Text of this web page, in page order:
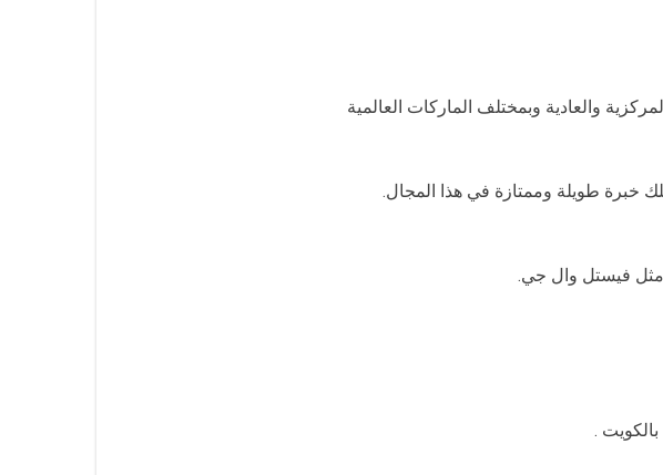
والعادية وبمختلف الماركات العالمية
خبرة طويلة وممتازة في هذا المجال.
مثل فيستل وال جي.
.